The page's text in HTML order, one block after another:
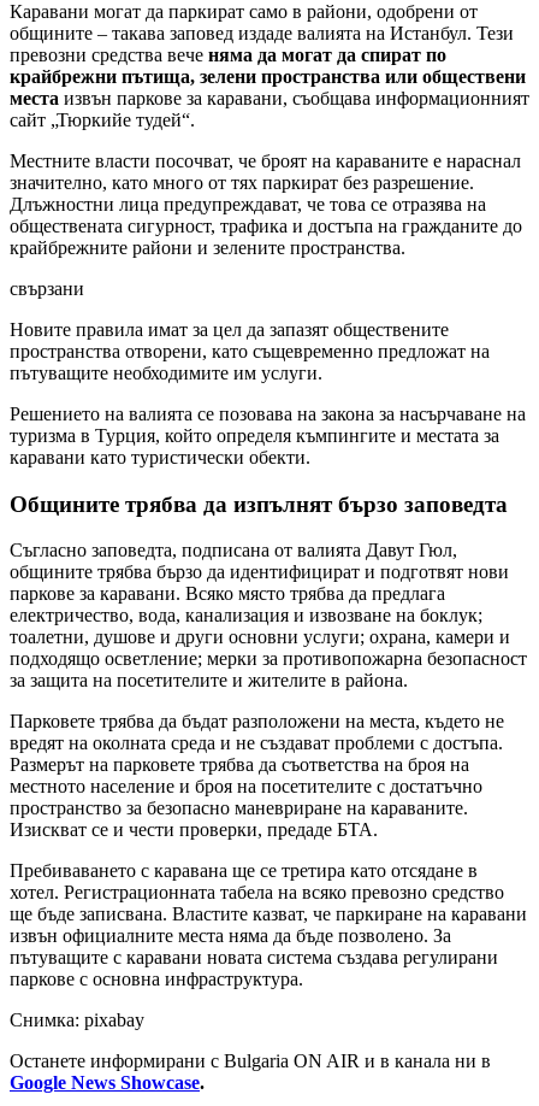
Каравани могат да паркират само в райони, одобрени от
общините – такава заповед издаде валията на Истанбул. Тези
превозни средства вече няма да могат да спират по
крайбрежни пътища, зелени пространства или обществени
места извън паркове за каравани, съобщава информационният
сайт „Тюркийе тудей“.
Местните власти посочват, че броят на караваните е нараснал
значително, като много от тях паркират без разрешение.
Длъжностни лица предупреждават, че това се отразява на
обществената сигурност, трафика и достъпа на гражданите до
крайбрежните райони и зелените пространства.
свързани
Новите правила имат за цел да запазят обществените
пространства отворени, като същевременно предложат на
пътуващите необходимите им услуги.
Решението на валията се позовава на закона за насърчаване на
туризма в Турция, който определя къмпингите и местата за
каравани като туристически обекти.
Общините трябва да изпълнят бързо заповедта
Съгласно заповедта, подписана от валията Давут Гюл,
общините трябва бързо да идентифицират и подготвят нови
паркове за каравани. Всяко място трябва да предлага
електричество, вода, канализация и извозване на боклук;
тоалетни, душове и други основни услуги; охрана, камери и
подходящо осветление; мерки за противопожарна безопасност
за защита на посетителите и жителите в района.
Парковете трябва да бъдат разположени на места, където не
вредят на околната среда и не създават проблеми с достъпа.
Размерът на парковете трябва да съответства на броя на
местното население и броя на посетителите с достатъчно
пространство за безопасно маневриране на караваните.
Изискват се и чести проверки, предаде БТА.
Пребиваването с каравана ще се третира като отсядане в
хотел. Регистрационната табела на всяко превозно средство
ще бъде записвана. Властите казват, че паркиране на каравани
извън официалните места няма да бъде позволено. За
пътуващите с каравани новата система създава регулирани
паркове с основна инфраструктура.
Снимка: pixabay
Останете информирани с Bulgaria ON AIR и в канала ни в
Google News Showcase.